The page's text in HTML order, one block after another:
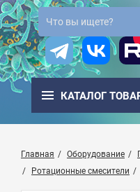
КАТАЛОГ
Главная Оборудование
Ротационные смесители